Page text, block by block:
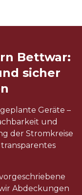
Bettwar:
sicher
Geräte –
und
der Stromkreise
Abdeckungen